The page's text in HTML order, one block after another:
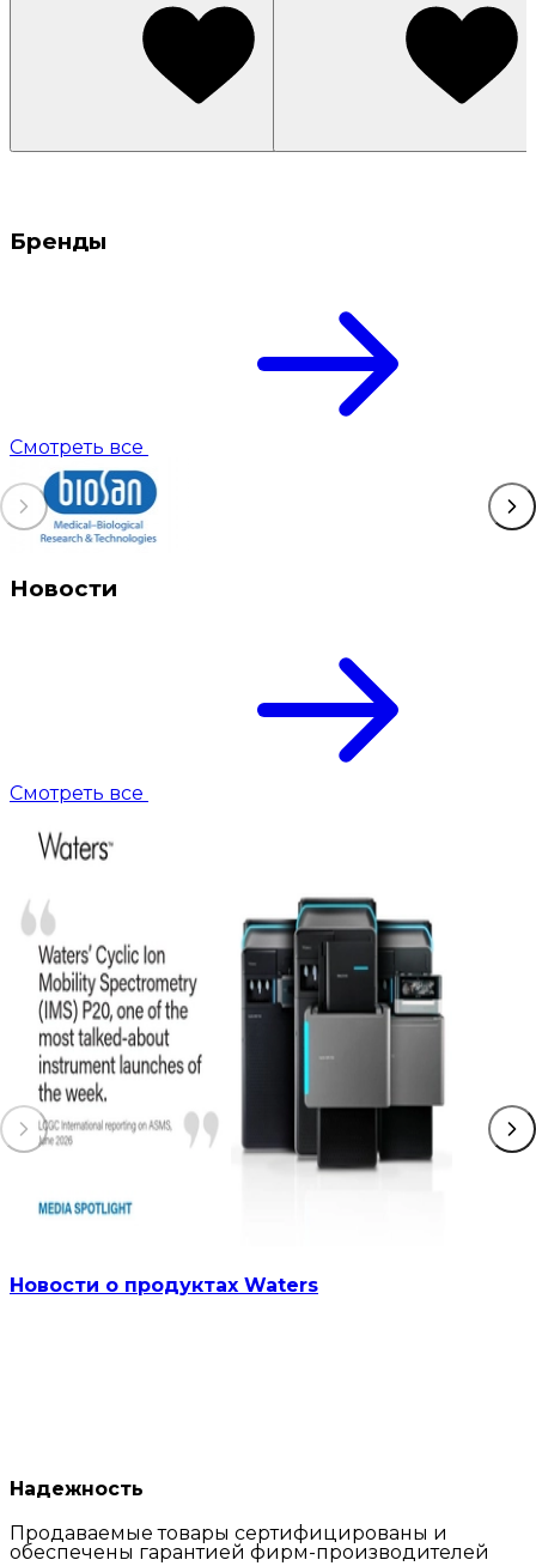
Бренды
Смотреть все
Новости
Смотреть все
Новости о продуктах Waters
Надежность
Продаваемые товары сертифицированы и
обеспечены гарантией фирм-производителей